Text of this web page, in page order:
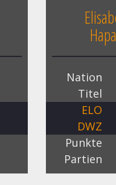
Nation
Titel
ELO
DWZ
Punkte
Partien